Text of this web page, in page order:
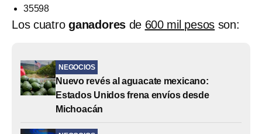
35598
Los cuatro ganadores de 600 mil pesos son:
NEGOCIOS
Nuevo revés al aguacate mexicano:
Estados Unidos frena envíos desde
Michoacán